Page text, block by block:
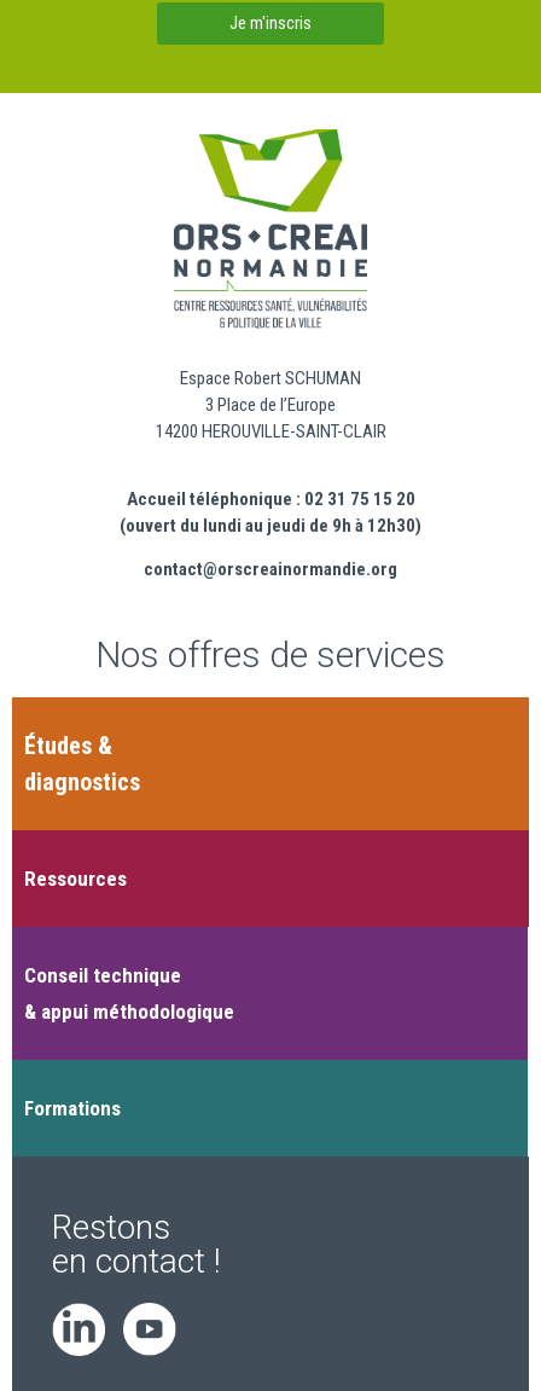
Je m'inscris
Espace Robert SCHUMAN
3 Place de l’Europe
14200 HEROUVILLE-SAINT-CLAIR
Accueil téléphonique : 02 31 75 15 20
(ouvert du lundi au jeudi de 9h à 12h30)
contact@orscreainormandie.org
Nos offres de services
Études &
diagnostics
Ressources
Conseil technique
& appui méthodologique
Formations
Restons
en contact !